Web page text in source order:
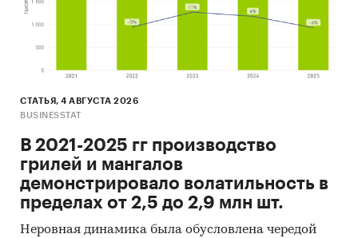
СТАТЬЯ, 4 АВГУСТА 2026
BUSINESSTAT
В 2021-2025 гг производство
грилей и мангалов
демонстрировало волатильность в
пределах от 2,5 до 2,9 млн шт.
Неровная динамика была обусловлена чередой